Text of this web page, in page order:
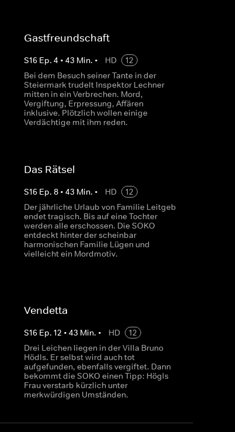
Gastfreundschaft
S16 Ep. 4 • 43 Min. • HD
12
Bei dem Besuch seiner Tante in der
Steiermark trudelt Inspektor Lechner
mitten in ein Verbrechen. Mord,
Vergiftung, Erpressung, Affären
inklusive. Plötzlich wollen einige
Verdächtige mit ihm reden.
Das Rätsel
S16 Ep. 8• 43 Min. • HD
12
Der jährliche Urlaub von Familie Leitgeb
endet tragisch. Bis auf eine Tochter
werden alle erschossen. Die SOKO
entdeckt hinter der scheinbar
harmonischen Familie Lügen und
vielleicht ein Mordmotiv.
Vendetta
S16 Ep. 12 • 43 Min. • HD
12
Drei Leichen liegen in der Villa Bruno
Hödls. Er selbst wird auch tot
aufgefunden, ebenfalls vergiftet. Dann
bekommt die SOKO einen Tipp: Högls
Frau verstarb kürzlich unter
merkwürdigen Umständen.